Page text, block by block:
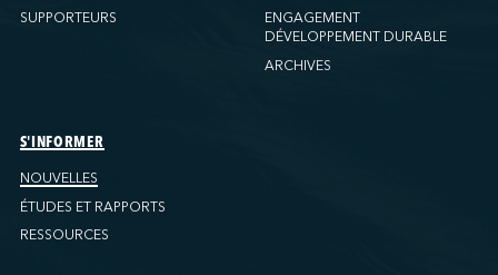
SUPPORTEURS
ENGAGEMENT
DÉVELOPPEMENT DURABLE
ARCHIVES
S'INFORMER
NOUVELLES
ÉTUDES ET RAPPORTS
RESSOURCES